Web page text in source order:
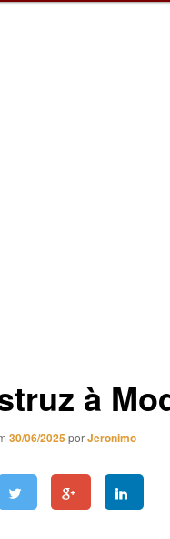
à
30/06/2025porJeronimo